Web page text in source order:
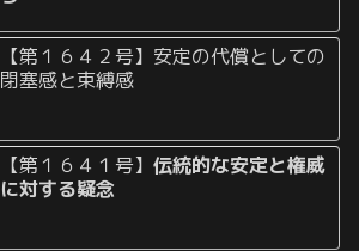
【第１６４２号】安定の代償としての
閉塞感と束縛感
【第１６４１号】伝統的な安定と権威
に対する疑念